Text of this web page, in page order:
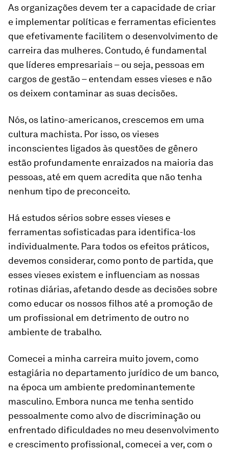
As organizações devem ter a capacidade de criar
e implementar políticas e ferramentas eficientes
que efetivamente facilitem o desenvolvimento de
carreira das mulheres. Contudo, é fundamental
que líderes empresariais – ou seja, pessoas em
cargos de gestão – entendam esses vieses e não
os deixem contaminar as suas decisões.
Nós, os latino-americanos, crescemos em uma
cultura machista. Por isso, os vieses
inconscientes ligados às questões de gênero
estão profundamente enraizados na maioria das
pessoas, até em quem acredita que não tenha
nenhum tipo de preconceito.
Há estudos sérios sobre esses vieses e
ferramentas sofisticadas para identifica-los
individualmente. Para todos os efeitos práticos,
devemos considerar, como ponto de partida, que
esses vieses existem e influenciam as nossas
rotinas diárias, afetando desde as decisões sobre
como educar os nossos filhos até a promoção de
um profissional em detrimento de outro no
ambiente de trabalho.
Comecei a minha carreira muito jovem, como
estagiária no departamento jurídico de um banco,
na época um ambiente predominantemente
masculino. Embora nunca me tenha sentido
pessoalmente como alvo de discriminação ou
enfrentado dificuldades no meu desenvolvimento
e crescimento profissional, comecei a ver, com o